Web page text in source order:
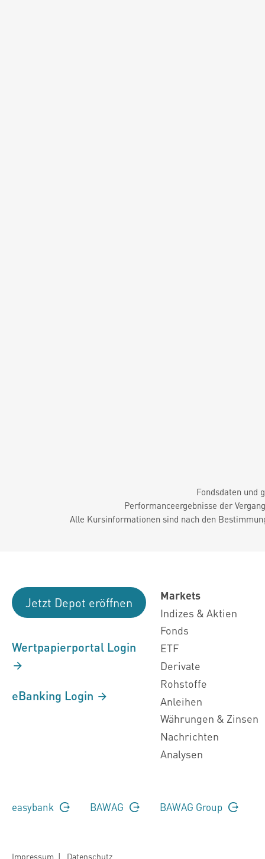
Fondsdaten und
Performanceergebnisse der
Alle Kursinformationen sind nach den
Jetzt Depot eröffnen
Wertpapierportal Login
eBanking Login
Markets
Indizes & Aktien
Fonds
ETF
Derivate
Rohstoffe
Anleihen
Währungen & Zinsen
Nachrichten
Analysen
easybank BAWAG BAWAG Group
Impressum | Datenschutz